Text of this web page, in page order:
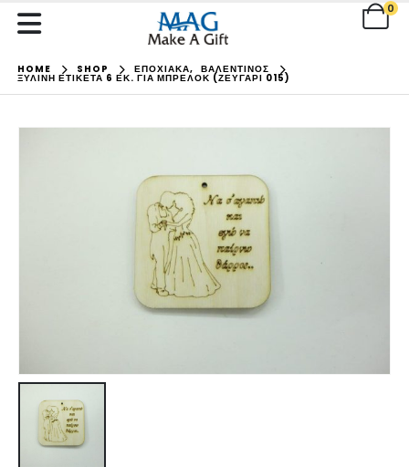
0
HOME SHOP ΕΠΟΧΙΑΚΑ, ΒΑΛΕΝΤΙΝΟΣ
ΞΎΛΙΝΗ ΕΤΙΚΈΤΑ 6 ΕΚ. ΓΙΑ ΜΠΡΕΛΌΚ (ΖΕΥΓΆΡΙ 015)